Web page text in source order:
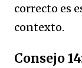
correcto es
contexto.
Consejo